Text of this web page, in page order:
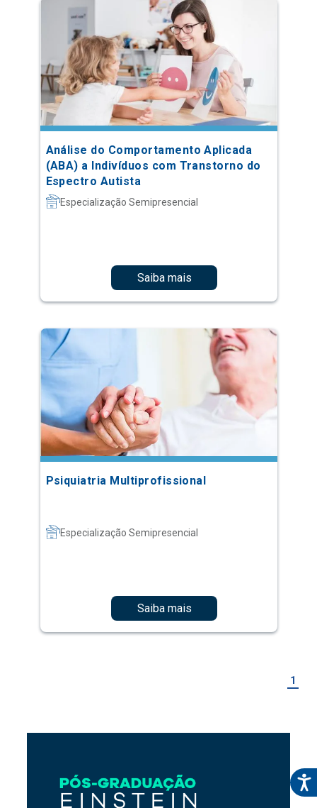
Análise do Comportamento Aplicada
(ABA) a Indivíduos com Transtorno do
Espectro Autista
Especialização Semipresencial
Saiba mais
Psiquiatria Multiprofissional
Especialização Semipresencial
Saiba mais
1